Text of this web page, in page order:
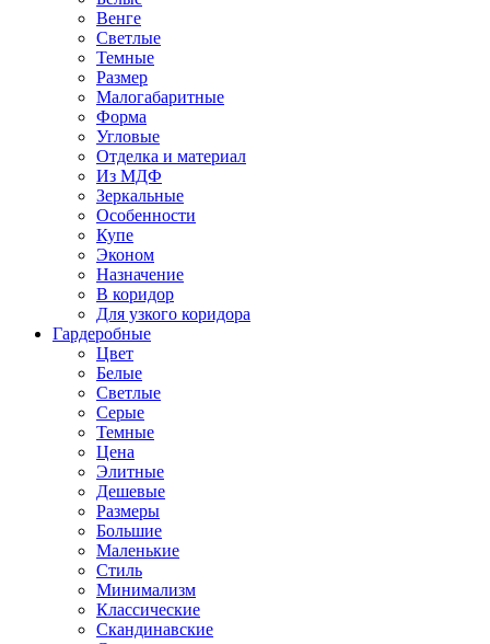
Венге
Светлые
Темные
Размер
Малогабаритные
Форма
Угловые
Отделка и материал
Из МДФ
Зеркальные
Особенности
Купе
Эконом
Назначение
В коридор
Для узкого коридора
Гардеробные
Цвет
Белые
Светлые
Серые
Темные
Цена
Элитные
Дешевые
Размеры
Большие
Маленькие
Стиль
Минимализм
Классические
Скандинавские